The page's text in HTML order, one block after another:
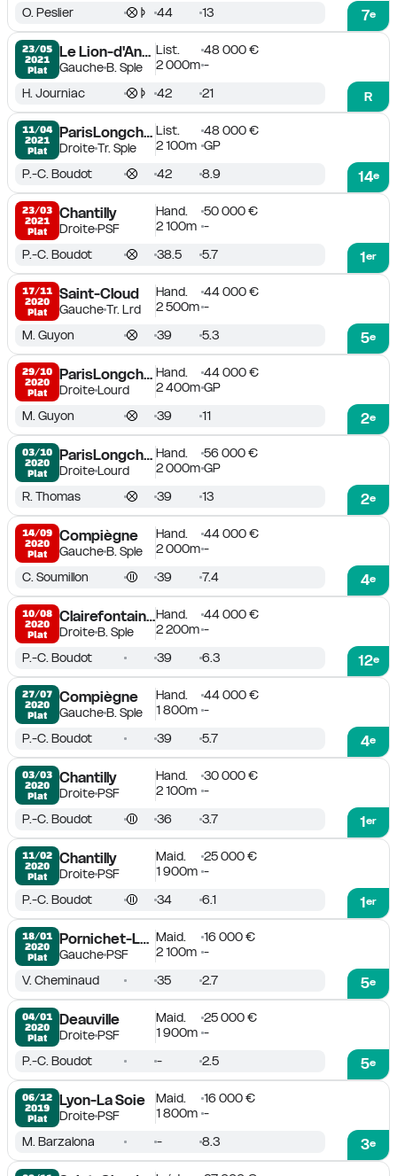
7e
O. Peslier 44 13
23/05
2021
Plat
Le Lion-d'Angers
GaucheB. Sple
List.
48 000 €
2 000m -
R
H. Journiac 42 21
11/04
2021
Plat
ParisLongchamp
DroiteTr. Sple
List.
48 000 €
2 100m GP
14e
P.-C. Boudot 42 8.9
23/03
2021
Plat
Chantilly
DroitePSF
Hand.
50 000 €
2 100m -
1er
P.-C. Boudot 38.5 5.7
17/11
2020
Plat
Saint-Cloud
GaucheTr. Lrd
Hand.
44 000 €
2 500m -
5e
M. Guyon 39 5.3
29/10
2020
Plat
ParisLongchamp
DroiteLourd
Hand.
44 000 €
2 400m GP
2e
M. Guyon 39 11
03/10
2020
Plat
ParisLongchamp
DroiteLourd
Hand.
56 000 €
2 000m GP
2e
R. Thomas 39 13
14/09
2020
Plat
Compiègne
GaucheB. Sple
Hand.
44 000 €
2 000m -
4e
C. Soumillon 39 7.4
10/08
2020
Plat
Clairefontaine-Deauville
DroiteB. Sple
Hand.
44 000 €
2 200m -
12e
P.-C. Boudot 39 6.3
27/07
2020
Plat
Compiègne
GaucheB. Sple
Hand.
44 000 €
1 800m -
4e
P.-C. Boudot 39 5.7
03/03
2020
Plat
Chantilly
DroitePSF
Hand.
30 000 €
2 100m -
1er
P.-C. Boudot 36 3.7
11/02
2020
Plat
Chantilly
DroitePSF
Maid.
25 000 €
1 900m -
1er
P.-C. Boudot 34 6.1
18/01
2020
Plat
Pornichet-La Baule
GauchePSF
Maid.
16 000 €
2 100m -
5e
V. Cheminaud 35 2.7
04/01
2020
Plat
Deauville
DroitePSF
Maid.
25 000 €
1 900m -
5e
P.-C. Boudot - 2.5
06/12
2019
Plat
Lyon-La Soie
DroitePSF
Maid.
16 000 €
1 800m -
3e
M. Barzalona - 8.3